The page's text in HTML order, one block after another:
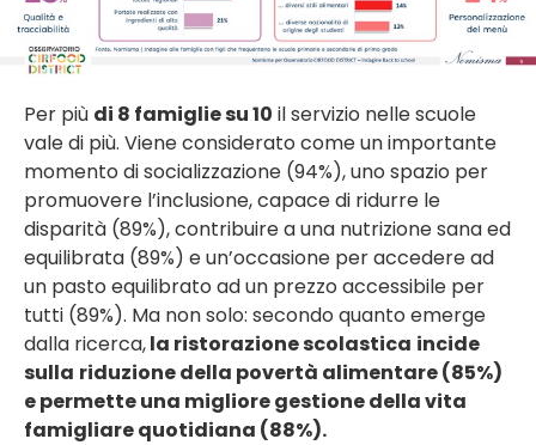
Per più di 8 famiglie su 10 il servizio nelle scuole
vale di più. Viene considerato come un importante
momento di socializzazione (94%), uno spazio per
promuovere l’inclusione, capace di ridurre le
disparità (89%), contribuire a una nutrizione sana ed
equilibrata (89%) e un’occasione per accedere ad
un pasto equilibrato ad un prezzo accessibile per
tutti (89%). Ma non solo: secondo quanto emerge
dalla ricerca,la ristorazione scolastica incide
sulla riduzione della povertà alimentare (85%)
e permette una migliore gestione della vita
famigliare quotidiana (88%).